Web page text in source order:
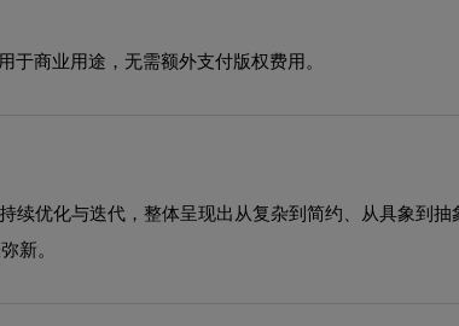
商业用途，无需额外支付版权费用。
优化与迭代，整体呈现出从复杂到简约、从具象到
新。